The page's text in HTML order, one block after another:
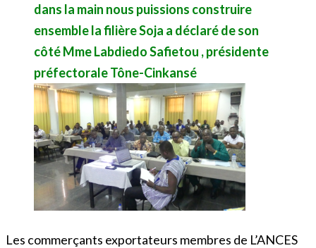
dans la main nous puissions construire
ensemble la filière Soja a déclaré de son
côté Mme Labdiedo Safietou , présidente
préfectorale Tône-Cinkansé
Les commerçants exportateurs membres de L’ANCES